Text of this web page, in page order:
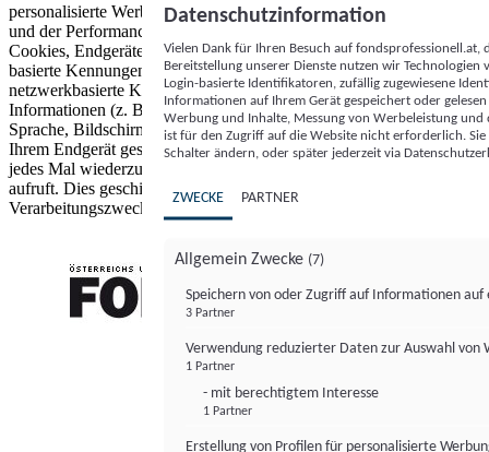
personalisierte Werbung und Inhalte, Messung von Werbeleistung
und der Performance von Inhalten sowie Zielgruppenforschung.
Cookies, Endgeräte- oder ähnliche Online-Kennungen (z. B. login-
basierte Kennungen, zufällig generierte Kennungen,
netzwerkbasierte Kennungen) können zusammen mit anderen
Informationen (z. B. Browsertyp und Browserinformationen,
Sprache, Bildschirmgröße, unterstützte Technologien usw.) auf
Ihrem Endgerät gespeichert oder von dort ausgelesen werden, um es
jedes Mal wiederzuerkennen, wenn es eine App oder einer Webseite
aufruft. Dies geschieht für einen oder mehrere der hier aufgeführten
Verarbeitungszwecke.
Datenschutzinformation
Vielen Dank für Ihren Besuch auf
Bereitstellung unserer Dienste nutzen wir Technologien
Login-basierte Identifikatoren, zufällig zugewiesene
Informationen auf Ihrem Gerät gespeichert oder
Werbung und Inhalte, Messung von Werbeleistung
ist für den Zugriff auf die Website nicht erforderlich.
Schalter ändern, oder später jederzeit via
ZWECKE PARTNER
Allgemein Zwecke (7)
Speichern von oder Zugriff auf Informationen auf
3 Partner
Verwendung reduzierter Daten zur Auswahl von
1 Partner
- mit berechtigtem Interesse
1 Partner
Erstellung von Profilen für personalisierte
FONDS professionell